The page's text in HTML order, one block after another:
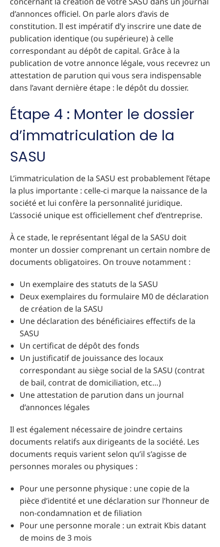
d’annonces officiel. On parle alors d’avis de
constitution. Il est impératif d’y inscrire une date de
publication identique (ou supérieure) à celle
correspondant au dépôt de capital. Grâce à la
publication de votre annonce légale, vous recevrez un
attestation de parution qui vous sera indispensable
dans l’avant dernière étape : le dépôt du dossier.
Étape 4 : Monter le dossier
d’immatriculation de la
SASU
L’immatriculation de la SASU est probablement l’étape
la plus importante : celle-ci marque la naissance de la
société et lui confère la personnalité juridique.
L’associé unique est officiellement chef d’entreprise.
À ce stade, le représentant légal de la SASU doit
monter un dossier comprenant un certain nombre de
documents obligatoires. On trouve notamment :
Un exemplaire des statuts de la SASU
Deux exemplaires du formulaire M0 de déclaration
de création de la SASU
Une déclaration des bénéficiaires effectifs de la
SASU
Un certificat de dépôt des fonds
Un justificatif de jouissance des locaux
correspondant au siège social de la SASU (contrat
de bail, contrat de domiciliation, etc…)
Une attestation de parution dans un journal
d’annonces légales
Il est également nécessaire de joindre certains
documents relatifs aux dirigeants de la société. Les
documents requis varient selon qu’il s’agisse de
personnes morales ou physiques :
Pour une personne physique : une copie de la
pièce d’identité et une déclaration sur l’honneur de
non-condamnation et de filiation
Pour une personne morale : un extrait Kbis datant
de moins de 3 mois